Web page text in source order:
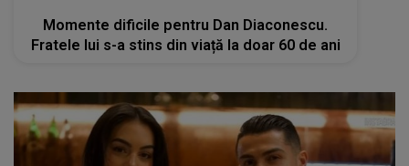
Momente dificile pentru Dan Diaconescu.
Fratele lui s-a stins din viață la doar 60 de ani